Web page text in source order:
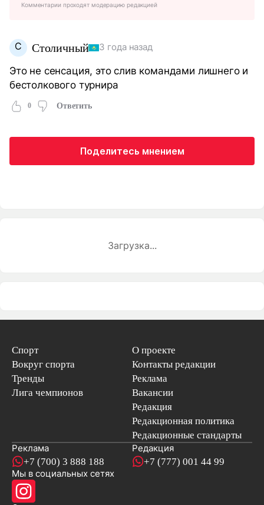
Комментарии проходят модерацию редакцией
С Столичный 3 года назад
Это не сенсация, это слив командами лишнего и
бестолкового турнира
0 Ответить
Поделитесь мнением
Загрузка...
Спорт
Вокруг спорта
Тренды
Лига чемпионов
О проекте
Контакты редакции
Реклама
Вакансии
Редакция
Редакционная политика
Редакционные стандарты
Реклама
+7 (700) 3 888 188
Редакция
+7 (777) 001 44 99
Мы в социальных сетях